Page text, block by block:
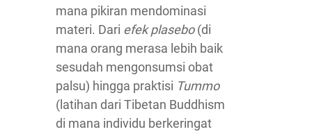
mana pikiran mendominasi
materi. Dari efek plasebo(di
mana orang merasa lebih baik
sesudah mengonsumsi obat
palsu) hingga praktisi Tummo
(latihan dari Tibetan Buddhism
di mana individu berkeringat